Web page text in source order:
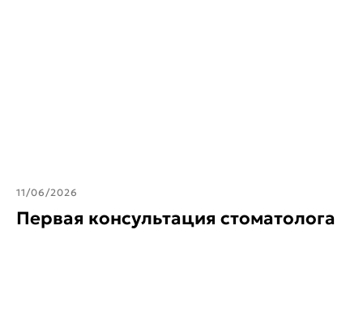
11/06/2026
Первая консультация стоматолога